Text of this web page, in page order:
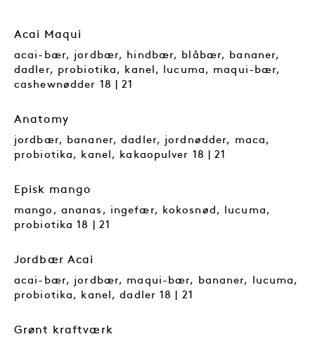
Acai Maqui
acai-bær, jordbær, hindbær, blåbær, bananer,
dadler, probiotika, kanel, lucuma, maqui-bær,
cashewnødder 18 | 21
Anatomy
jordbær, bananer, dadler, jordnødder, maca,
probiotika, kanel, kakaopulver 18 | 21
Episk mango
mango, ananas, ingefær, kokosnød, lucuma,
probiotika 18 | 21
Jordbær Acai
acai-bær, jordbær, maqui-bær, bananer, lucuma,
probiotika, kanel, dadler 18 | 21
Grønt kraftværk